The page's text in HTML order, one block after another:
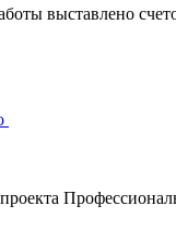
выставлено